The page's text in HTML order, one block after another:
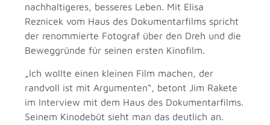
nachhaltigeres, besseres Leben. Mit Elisa
Reznicek vom Haus des Dokumentarfilms spricht
der renommierte Fotograf über den Dreh und die
Beweggründe für seinen ersten Kinofilm.
„Ich wollte einen kleinen Film machen, der
randvoll ist mit Argumenten“, betont Jim Rakete
im Interview mit dem Haus des Dokumentarfilms.
Seinem Kinodebüt sieht man das deutlich an.